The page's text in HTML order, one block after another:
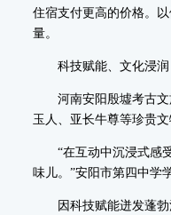
住宿支付更高的价格。
量。
科技赋能、文化浸润
河南安阳殷墟考古文
玉人、亚长牛尊等珍贵文
“在互动中沉浸式感受
味儿。”安阳市第四中学
因科技赋能迸发蓬勃